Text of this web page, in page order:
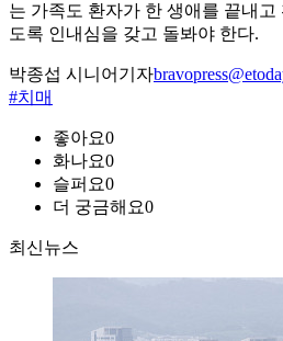
는 가족도 환자가 한 생애를 끝내고
도록 인내심을 갖고 돌봐야 한다.
박종섭 시니어기자
#치매
좋아요0
화나요0
슬퍼요0
더 궁금해요0
최신뉴스